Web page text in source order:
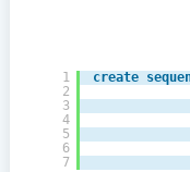
1
2
3
4
5
6
7
create